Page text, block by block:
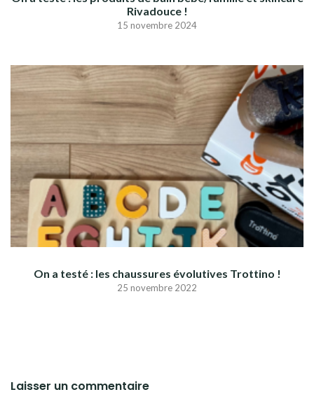
Rivadouce !
15 novembre 2024
On a testé : les chaussures évolutives Trottino !
25 novembre 2022
Laisser un commentaire